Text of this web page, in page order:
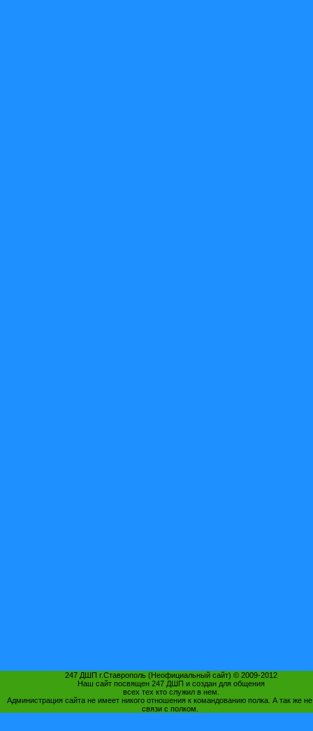
247 ДШП г.Ставрополь (Неофициальный сайт) © 2009-2012
Наш сайт посвящен 247 ДШП и создан для общения
всех тех кто служил в нем.
Администрация сайта не имеет никого отношения к командованию полка. А так же
связи с полком.